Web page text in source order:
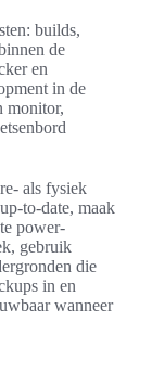
builds,
de
en
in de
monitor,
als fysiek
to-date, maak
power-
gebruik
die
in en
wanneer